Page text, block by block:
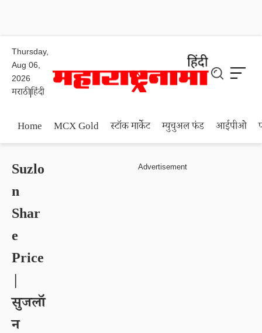
Thursday,
Aug 06,
2026
मराठीहिंदी
Home MCX Gold स्टॉक मार्केट म्युचुअल फंड आईपीओ
Suzlo
n
Shar
e
Price
|
सुजलॉ
न